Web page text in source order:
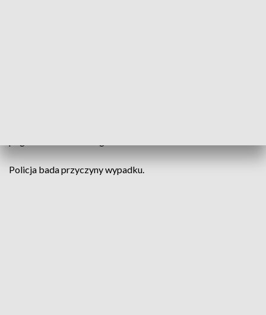
Policja bada przyczyny wypadku.